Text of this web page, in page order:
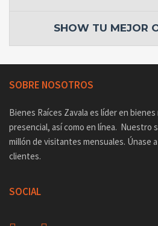
SHOW TU MEJOR
SOBRE NOSOTROS
Bienes Raíces Zavala es líder en
presencial, así como en línea. Nuestro
millón de visitantes mensuales. Únase
clientes.
SOCIAL